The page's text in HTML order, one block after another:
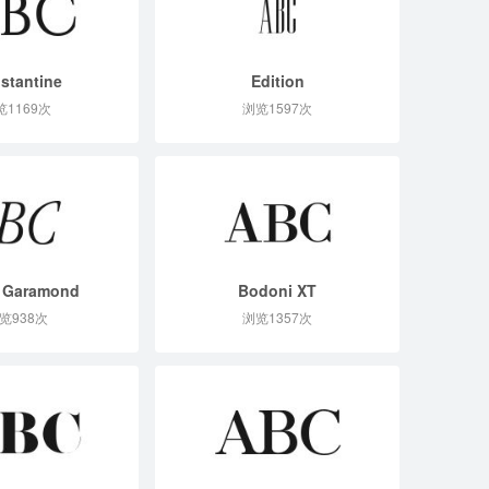
1169次
Edition
浏览1597次
938次
Bodoni XT
浏览1357次